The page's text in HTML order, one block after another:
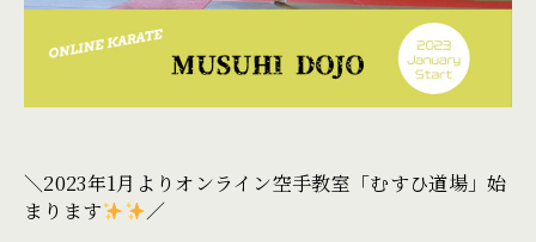
＼2023年1月よりオンライン空手教室「むすひ道場」始
まります
／